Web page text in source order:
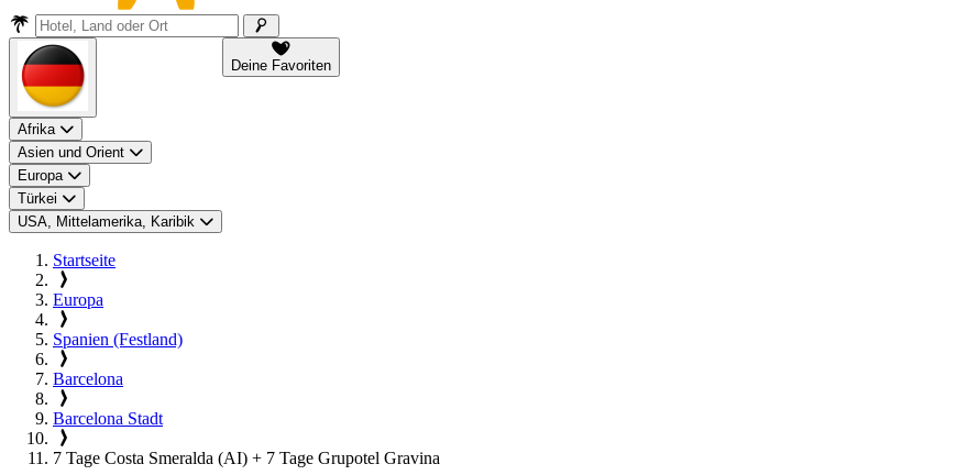
Afrika
Asien und Orient
Europa
Türkei
USA, Mittelamerika, Karibik
Deine Favoriten
Startseite
Europa
Spanien (Festland)
Barcelona
Barcelona Stadt
7 Tage Costa Smeralda (AI) + 7 Tage Grupotel Gravina